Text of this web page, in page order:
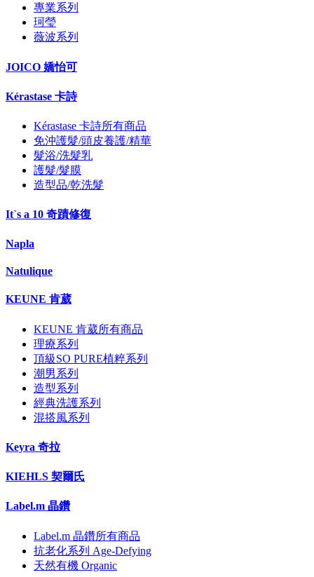
專業系列
珂瑩
薇波系列
JOICO 嬌怡可
Kérastase 卡詩
Kérastase 卡詩所有商品
免沖護髮/頭皮養護/精華
髮浴/洗髮乳
護髮/髮膜
造型品/乾洗髮
It`s a 10 奇蹟修復
Napla
Natulique
KEUNE 肯葳
KEUNE 肯葳所有商品
理療系列
頂級SO PURE植粹系列
潮男系列
造型系列
經典洗護系列
混搭風系列
Keyra 奇拉
KIEHLS 契爾氏
Label.m 晶鑽
Label.m 晶鑽所有商品
抗老化系列 Age-Defying
天然有機 Organic